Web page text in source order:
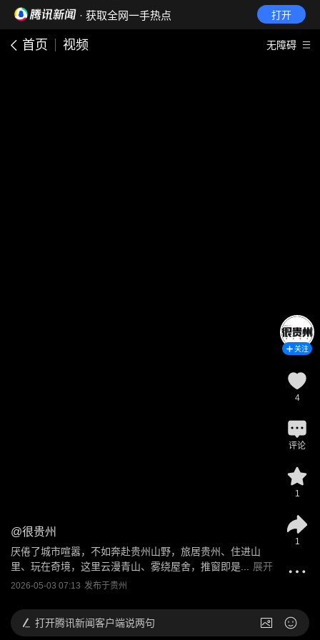
· 获取全网一手热点 打开
首页 视频 无障碍
@很贵州
厌倦了城市喧嚣，不如奔赴贵州山野，旅居贵州、住进山
里、玩在奇境，这里云漫青山、雾绕屋舍，推窗即是...
展开
2026-05-03 07:13 发布于贵州
关注
4
评论
1
1
打开腾讯新闻客户端说两句